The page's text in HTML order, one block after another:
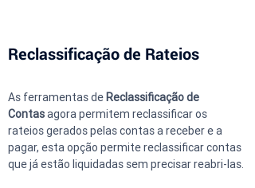
Reclassificação de Rateios
As ferramentas de Reclassificação de
Contas agora permitem reclassificar os
rateios gerados pelas contas a receber e a
pagar, esta opção permite reclassificar contas
que já estão liquidadas sem precisar reabri-las.